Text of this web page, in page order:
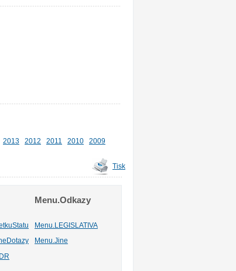
2013 2012 2011 2010
2009
Tisk
Menu.Odkazy
Menu.LEGISLATIVA
Menu.Jine